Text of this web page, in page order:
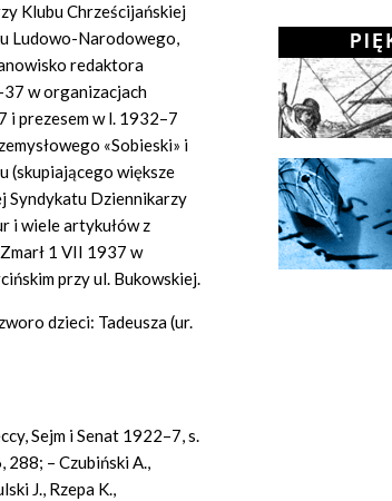
Klubu Chrześcijańskiej
Ludowo-Narodowego,
redaktora
w organizacjach
i prezesem w l. 1932–7
«Sobieski» i
(skupiającego większe
Syndykatu Dziennikarzy
i wiele artykułów z
1 VII 1937 w
przy ul. Bukowskiej.
dzieci: Tadeusza (ur.
Sejm i Senat 1922–7, s.
– Czubiński A.,
J., Rzepa K.,